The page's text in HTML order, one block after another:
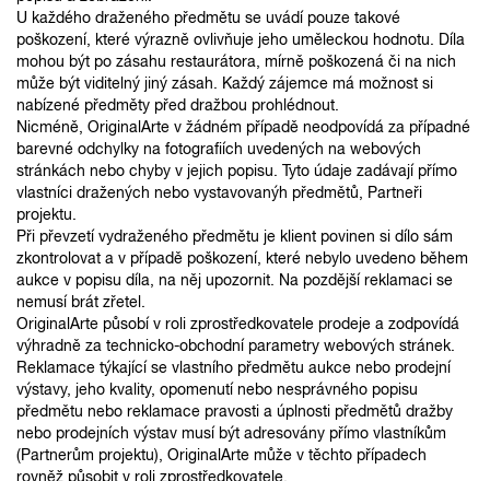
U každého draženého předmětu se uvádí pouze takové
poškození, které výrazně ovlivňuje jeho uměleckou hodnotu. Díla
mohou být po zásahu restaurátora, mírně poškozená či na nich
může být viditelný jiný zásah. Každý zájemce má možnost si
nabízené předměty před dražbou prohlédnout.
Nicméně, OriginalArte v žádném případě neodpovídá za případné
barevné odchylky na fotografiích uvedených na webových
stránkách nebo chyby v jejich popisu. Tyto údaje zadávají přímo
vlastníci dražených nebo vystavovanýh předmětů, Partneři
projektu.
Při převzetí vydraženého předmětu je klient povinen si dílo sám
zkontrolovat a v případě poškození, které nebylo uvedeno během
aukce v popisu díla, na něj upozornit. Na pozdější reklamaci se
nemusí brát zřetel.
OriginalArte působí v roli zprostředkovatele prodeje a zodpovídá
výhradně za technicko-obchodní parametry webových stránek.
Reklamace týkající se vlastního předmětu aukce nebo prodejní
výstavy, jeho kvality, opomenutí nebo nesprávného popisu
předmětu nebo reklamace pravosti a úplnosti předmětů dražby
nebo prodejních výstav musí být adresovány přímo vlastníkům
(Partnerům projektu), OriginalArte může v těchto případech
rovněž působit v roli zprostředkovatele.